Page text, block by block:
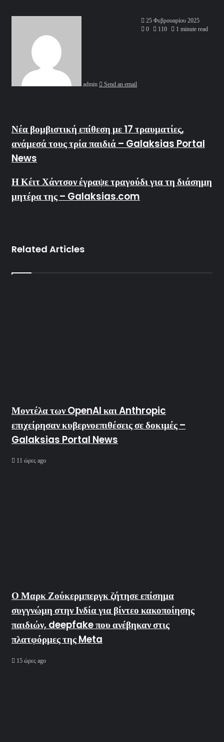
admin Send an email
25 Φεβρουαρίου 2025
0
110 1 minute read
Νέα βομβιστική επίθεση με 17 τραυματίες,
ανάμεσά τους τρία παιδιά – Galaksias Portal
News
Η Κέιτ Χάντσον έγραψε τραγούδι για τη διάσημη
μητέρα της – Galaksias.com
Related Articles
Μοντέλα των OpenAI και Anthropic
επιχείρησαν κυβερνοεπιθέσεις σε δοκιμές –
Galaksias Portal News
11 ώρες ago
Ο Μαρκ Ζούκερμπεργκ ζήτησε επίσημα
συγγνώμη στην Ινδία για βίντεο κακοποίησης
παιδιών, deepfake που ανέβηκαν στις
πλατφόρμες της Meta
15 ώρες ago